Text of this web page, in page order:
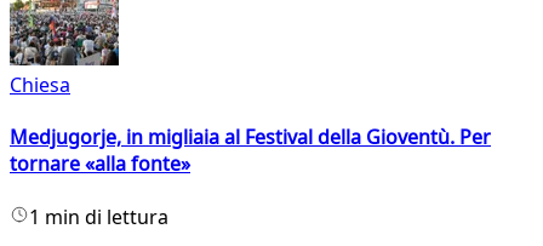
Chiesa
Medjugorje, in migliaia al Festival della Gioventù. Per
tornare «alla fonte»
1 min di lettura